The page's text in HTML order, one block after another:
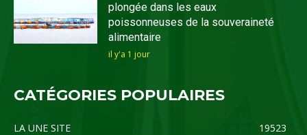
plongée dans les eaux
poissonneuses de la souveraineté
alimentaire
il y'a 1 jour
CATÉGORIES POPULAIRES
LA UNE SITE
19523